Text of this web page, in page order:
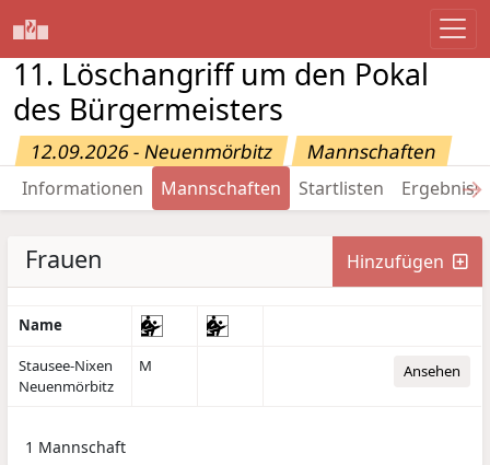
11. Löschangriff um den Pokal
des Bürgermeisters
12.09.2026 - Neuenmörbitz Mannschaften
Informationen Mannschaften Startlisten →
Frauen Hinzufügen
Name
Stausee-Nixen
Neuenmörbitz
M Ansehen
1 Mannschaft